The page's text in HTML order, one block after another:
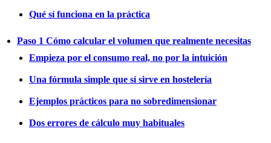
Qué sí funciona en la práctica
Paso 1 Cómo calcular el volumen que realmente necesitas
Empieza por el consumo real, no por la intuición
Una fórmula simple que sí sirve en hostelería
Ejemplos prácticos para no sobredimensionar
Dos errores de cálculo muy habituales